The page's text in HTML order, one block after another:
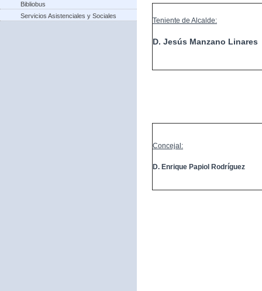
Bibliobus
Servicios Asistenciales y Sociales
Teniente de Alcalde:
D. Jesús Manzano Linares
Concejal:
D. Enrique Papiol Rodríguez